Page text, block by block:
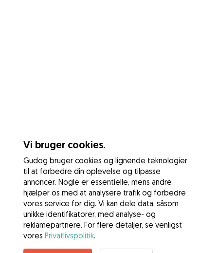
Kontakt Greta
Vi bruger cookies.
Gudog bruger cookies og lignende teknologier
til at forbedre din oplevelse og tilpasse
annoncer. Nogle er essentielle, mens andre
hjælper os med at analysere trafik og forbedre
vores service for dig. Vi kan dele data, såsom
unikke identifikatorer, med analyse- og
reklamepartnere. For flere detaljer, se venligst
vores Privatlivspolitik.